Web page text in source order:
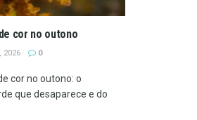
cor no outono
2026 0
cor no outono: o
que desaparece e do